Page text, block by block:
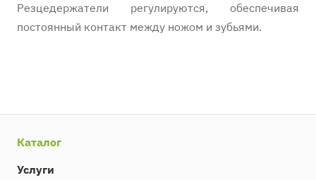
Резцедержатели регулируются, обеспечивая
постоянный контакт между ножом и зубьями.
Каталог
Услуги